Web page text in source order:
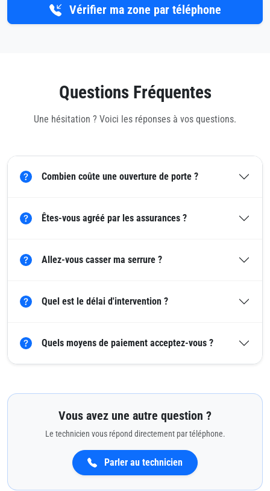
Vérifier ma zone par téléphone
Questions Fréquentes
Une hésitation ? Voici les réponses à vos questions.
Combien coûte une ouverture de porte ?
Êtes-vous agréé par les assurances ?
Allez-vous casser ma serrure ?
Quel est le délai d'intervention ?
Quels moyens de paiement acceptez-vous ?
Vous avez une autre question ?
Le technicien vous répond directement par téléphone.
Parler au technicien